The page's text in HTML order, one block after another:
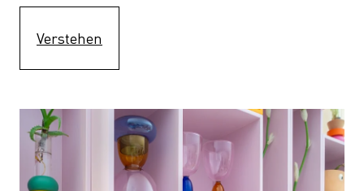
Verstehen